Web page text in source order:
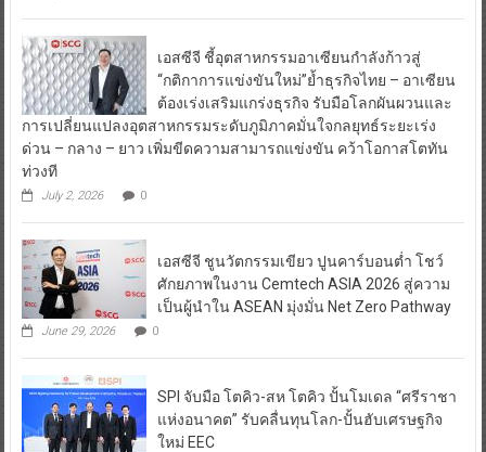
เอสซีจี ชี้อุตสาหกรรมอาเซียนกำลังก้าวสู่
“กติกาการแข่งขันใหม่”ย้ำธุรกิจไทย – อาเซียน
ต้องเร่งเสริมแกร่งธุรกิจ รับมือโลกผันผวนและ
การเปลี่ยนแปลงอุตสาหกรรมระดับภูมิภาคมั่นใจกลยุทธ์ระยะเร่ง
ด่วน – กลาง – ยาว เพิ่มขีดความสามารถแข่งขัน คว้าโอกาสโตทัน
ท่วงที
July 2, 2026 0
เอสซีจี ชูนวัตกรรมเขียว ปูนคาร์บอนต่ำ โชว์
ศักยภาพในงาน Cemtech ASIA 2026 สู่ความ
เป็นผู้นำใน ASEAN มุ่งมั่น Net Zero Pathway
June 29, 2026 0
SPI จับมือ โตคิว-สห โตคิว ปั้นโมเดล “ศรีราชา
แห่งอนาคต” รับคลื่นทุนโลก-ปั้นฮับเศรษฐกิจ
ใหม่ EEC